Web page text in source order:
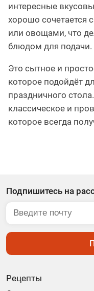
интересные
хорошо сочетается
или овощами, что
блюдом для подачи.
Это сытное и
которое подойдёт
праздничного
классическое и
которое всегда
Рецепты
Подпишитесь на